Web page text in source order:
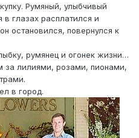
Румяный, улыбчивый
глазах расплатился и
остановился, повернулся к
румянец и огонек жизни…
за лилиями, розами, пионами,
в город.